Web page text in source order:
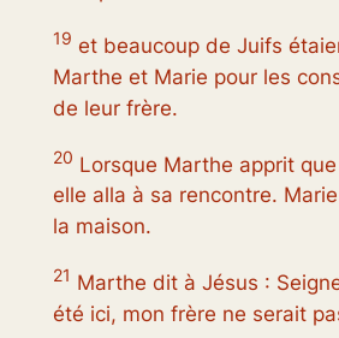
19 et beaucoup de Juifs
Marthe et Marie pour les
de leur frère.
20 Lorsque Marthe apprit
elle alla à sa rencontre.
la maison.
21 Marthe dit à Jésus :
été ici, mon frère ne serait